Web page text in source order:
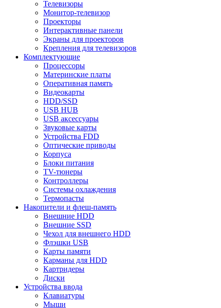
Телевизоры
Монитор-телевизор
Проекторы
Интерактивные панели
Экраны для проекторов
Крепления для телевизоров
Комплектующие
Процессоры
Материнские платы
Оперативная память
Видеокарты
HDD/SSD
USB HUB
USB аксессуары
Звуковые карты
Устройства FDD
Оптические приводы
Корпуса
Блоки питания
TV-тюнеры
Контроллеры
Системы охлаждения
Термопасты
Накопители и флеш-память
Внешние HDD
Внешние SSD
Чехол для внешнего HDD
Флэшки USB
Карты памяти
Карманы для HDD
Картридеры
Диски
Устройства ввода
Клавиатуры
Мыши